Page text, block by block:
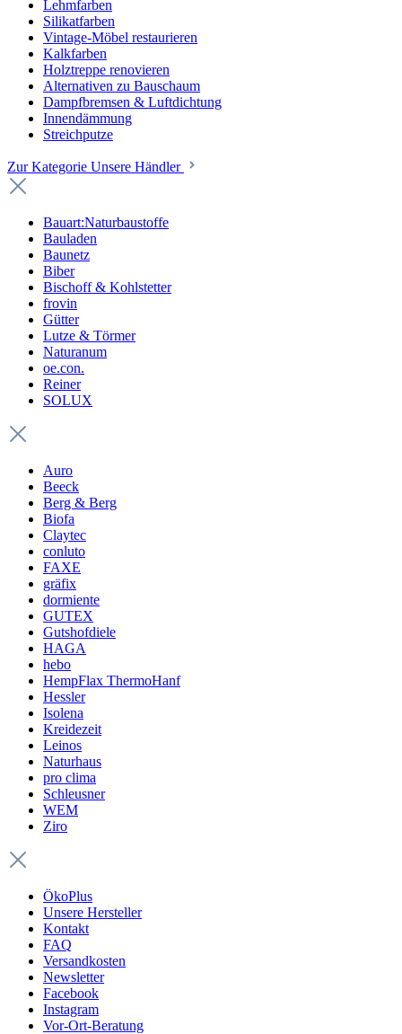
Lehmfarben
Silikatfarben
Vintage-Möbel restaurieren
Kalkfarben
Holztreppe renovieren
Alternativen zu Bauschaum
Dampfbremsen & Luftdichtung
Innendämmung
Streichputze
Zur Kategorie Unsere Händler
Bauart:Naturbaustoffe
Bauladen
Baunetz
Biber
Bischoff & Kohlstetter
frovin
Gütter
Lutze & Törmer
Naturanum
oe.con.
Reiner
SOLUX
Auro
Beeck
Berg & Berg
Biofa
Claytec
conluto
FAXE
gräfix
dormiente
GUTEX
Gutshofdiele
HAGA
hebo
HempFlax ThermoHanf
Hessler
Isolena
Kreidezeit
Leinos
Naturhaus
pro clima
Schleusner
WEM
Ziro
ÖkoPlus
Unsere Hersteller
Kontakt
FAQ
Versandkosten
Newsletter
Facebook
Instagram
Vor-Ort-Beratung